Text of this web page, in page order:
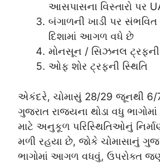
આસપાસના વિસ્તારો પર
બંગાળની ખાડી પર
દિશામાં આગળ વધે છે
મોનસૂન / સિઝનલ ટ્રફની
ઓફ શોર ટ્રફની સ્થિતિ
એકંદરે, ચોમાસું 28/29 જૂનથી 6/
ગુજરાત રાજ્યના થોડા વધુ
માટે અનુકૂળ પરિસ્થિતિઓનું
મળી રહયા છે, જોકે ચોમાસાનું
ભાગોમાં આગળ વધવું, ઉપરોક્ત